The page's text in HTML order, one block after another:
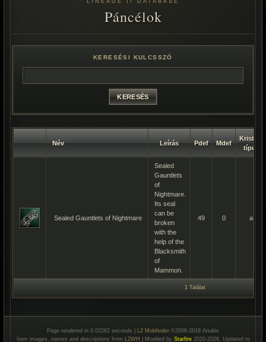
LINEAGE II DATABASE
Páncélok
KERESÉSI KULCSSZÓ
Név Leírás Pdef Mdef
Kristály
típus
Sealed Gauntlets of Nightmare
Sealed
Gauntlets
of
Nightmare.
Its seal
can be
broken
with the
help of the
Blacksmith
of
Mammon.
49 0 a
1 Találat
Page rendered in 0.02262 seconds | L2 Mobfinder ©2006-2018 Anubis
Item images, names and descriptions from L2WH | Modded by Starfire2020-2026, Updated to